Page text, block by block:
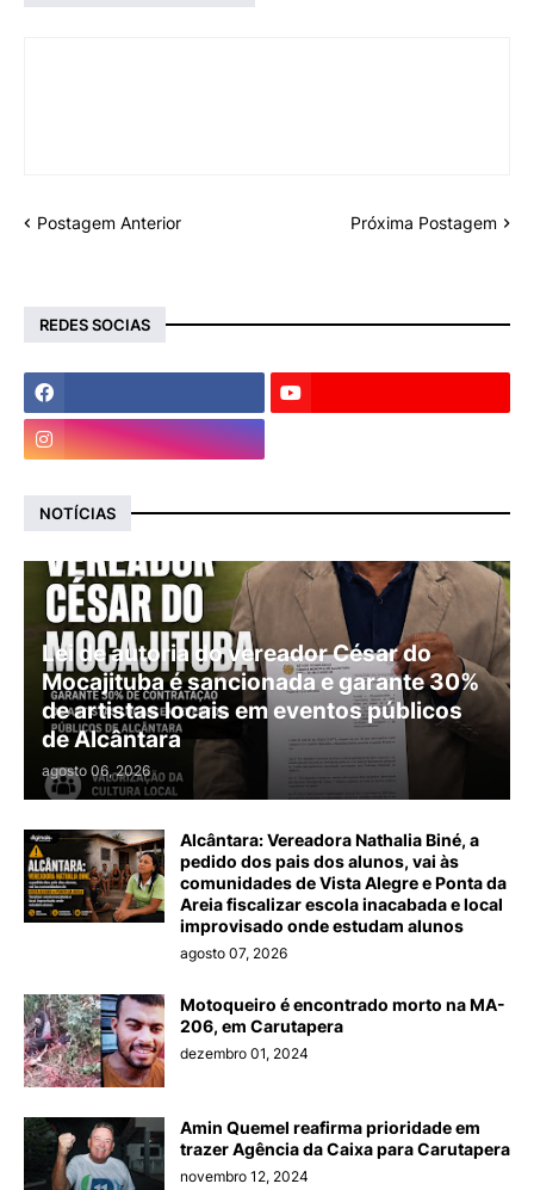
Postagem Anterior Próxima Postagem
REDES SOCIAS
NOTÍCIAS
Lei de autoria do vereador César do
Mocajituba é sancionada e garante 30%
de artistas locais em eventos públicos
de Alcântara
agosto 06, 2026
Alcântara: Vereadora Nathalia Biné, a
pedido dos pais dos alunos, vai às
comunidades de Vista Alegre e Ponta da
Areia fiscalizar escola inacabada e local
improvisado onde estudam alunos
agosto 07, 2026
Motoqueiro é encontrado morto na MA-
206, em Carutapera
dezembro 01, 2024
Amin Quemel reafirma prioridade em
trazer Agência da Caixa para Carutapera
novembro 12, 2024